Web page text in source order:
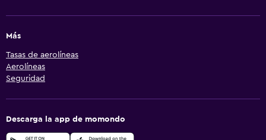
Más
Tasas de aerolíneas
Aerolíneas
Seguridad
Descarga la app de momondo